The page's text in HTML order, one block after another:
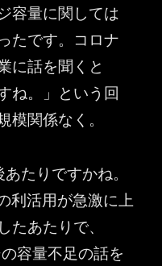
容量に関しては
たです。コロナ
に話を聞くと
ね。」という回
関係なく。
たりですかね。
利活用が急激に上
あたりで、
容量不足の話を